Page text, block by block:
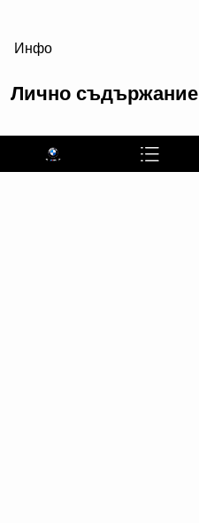
с нас!!
Миньоро!!!! (love) (bow) (love)
Инфо
Лично съдържание